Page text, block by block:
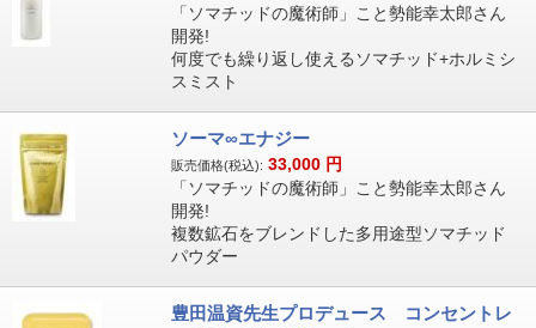
「ソマチッドの魔術師」こと勢能幸太郎さん
開発!
何度でも繰り返し使えるソマチッド+ホルミシ
スミスト
ソーマ∞エナジー
販売価格(税込): 33,000 円
「ソマチッドの魔術師」こと勢能幸太郎さん
開発!
複数鉱石をブレンドした多用途型ソマチッド
パウダー
豊田温資先生プロデュース コンセントレ